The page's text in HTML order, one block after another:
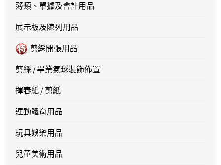
簿類、單據及會計用品
展示板及陳列用品
剪綵開張用品
剪綵 / 畢業氣球裝飾佈置
揮春紙 / 剪紙
運動體育用品
玩具娛樂用品
兒童美術用品